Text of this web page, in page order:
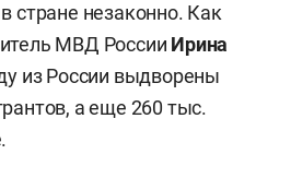
стране незаконно. Как
МВД России Ирина
из России выдворены
а еще 260 тыс.